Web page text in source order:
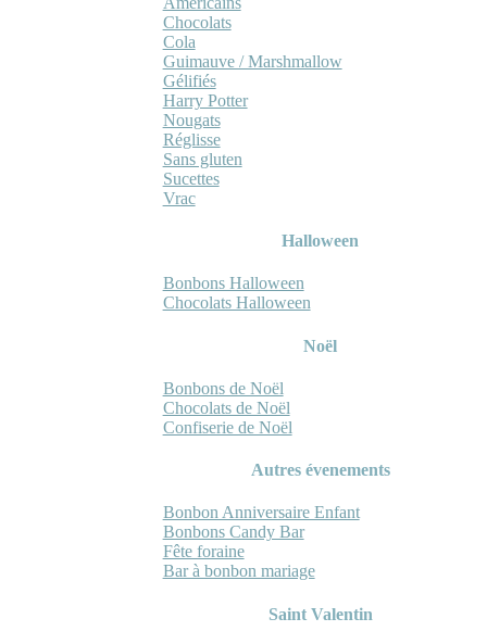
Chocolats
Cola
Guimauve / Marshmallow
Gélifiés
Harry Potter
Nougats
Réglisse
Sans gluten
Sucettes
Vrac
Halloween
Bonbons Halloween
Chocolats Halloween
Noël
Bonbons de Noël
Chocolats de Noël
Confiserie de Noël
Autres évenements
Bonbon Anniversaire Enfant
Bonbons Candy Bar
Fête foraine
Bar à bonbon mariage
Saint Valentin